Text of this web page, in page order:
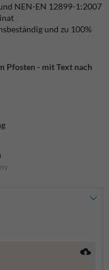
NEN-EN 12899-1:2007
und zu 100%
Pfosten - mit Text nach